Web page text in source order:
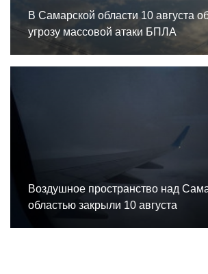
В Самарской области 10 августа
угрозу массовой атаки БПЛА
Воздушное пространство над
областью закрыли 10 августа